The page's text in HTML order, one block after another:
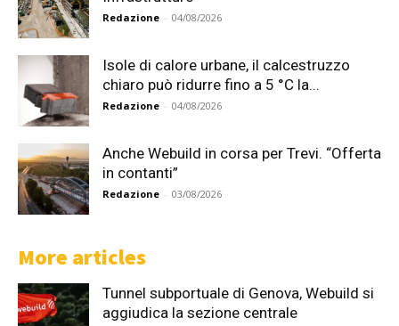
Redazione - 04/08/2026
Isole di calore urbane, il calcestruzzo
chiaro può ridurre fino a 5 °C la...
Redazione - 04/08/2026
Anche Webuild in corsa per Trevi. “Offerta
in contanti”
Redazione - 03/08/2026
More articles
Tunnel subportuale di Genova, Webuild si
aggiudica la sezione centrale